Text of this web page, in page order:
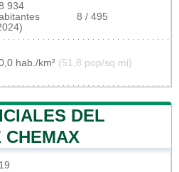
934
8 / 495
hab./km² (51,8 pop/sq mi)
DEL
CHEMAX